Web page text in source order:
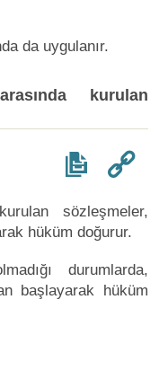
da uygulanır.
kurulan
sözleşmeler,
hüküm doğurur.
durumlarda,
başlayarak hüküm